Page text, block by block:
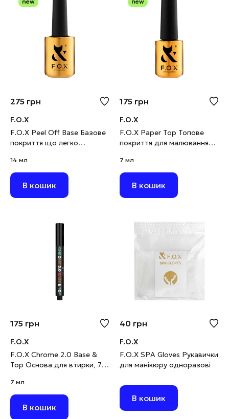
275 грн
F.O.X
F.O.X Peel Off Base Базове
покриття що легко
14 мл
В кошик
175 грн
F.O.X
F.O.X Paper Top Топове
покриття для малювання
7 мл
В кошик
175 грн
F.O.X
F.O.X Chrome 2.0 Base &
Top Основа для втирки, 7
7 мл
В кошик
40 грн
F.O.X
F.O.X SPA Gloves Рукавички
для манікюру одноразові
В кошик